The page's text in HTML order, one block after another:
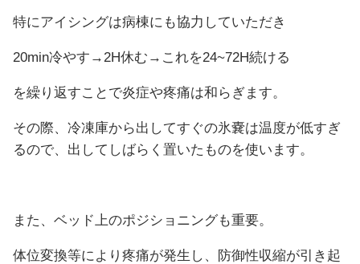
特にアイシングは病棟にも協力していただき
20min冷やす→2H休む→これを24~72H続ける
を繰り返すことで炎症や疼痛は和らぎます。
その際、冷凍庫から出してすぐの氷嚢は温度が低すぎ
るので、出してしばらく置いたものを使います。
また、ベッド上のポジショニングも重要。
体位変換等により疼痛が発生し、防御性収縮が引き起